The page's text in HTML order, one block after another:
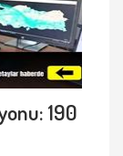
190